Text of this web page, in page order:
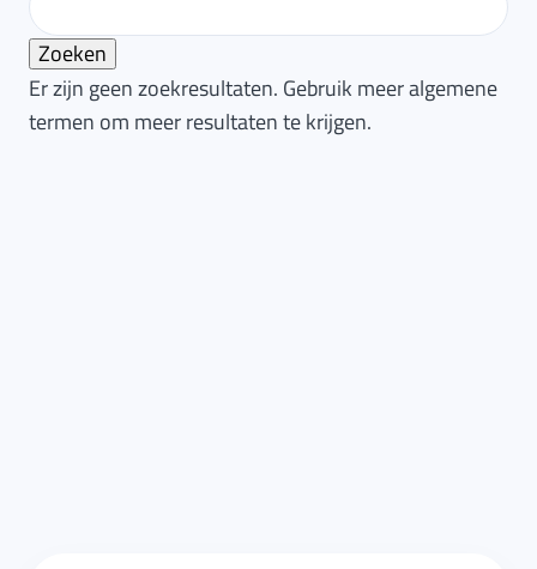
Er zijn geen zoekresultaten. Gebruik meer algemene
termen om meer resultaten te krijgen.